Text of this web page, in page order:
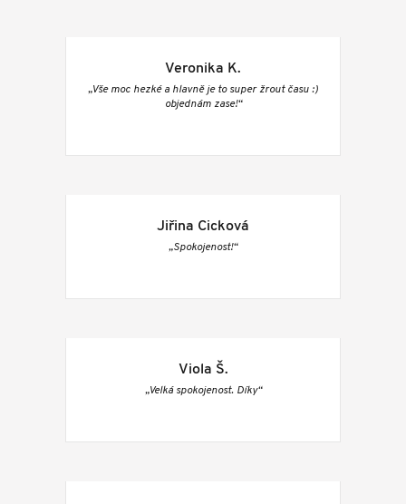
Veronika K.
„Vše moc hezké a hlavně je to super žrout času :)
objednám zase!“
Jiřina Cicková
„Spokojenost!“
Viola Š.
„Velká spokojenost. Díky“